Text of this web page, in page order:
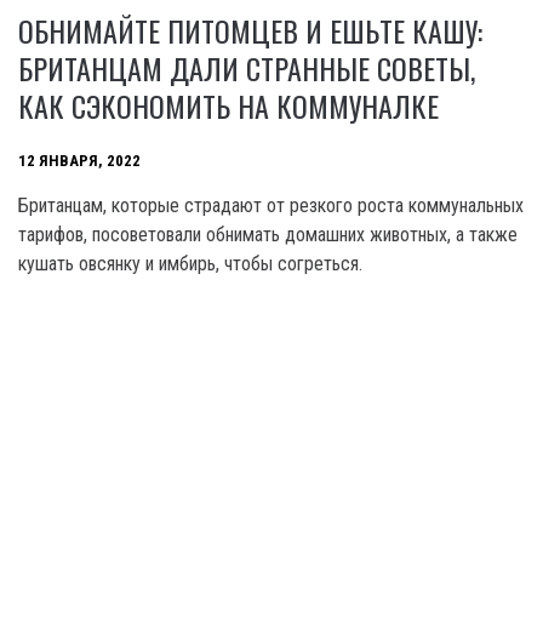
ОБНИМАЙТЕ ПИТОМЦЕВ И ЕШЬТЕ КАШУ:
БРИТАНЦАМ ДАЛИ СТРАННЫЕ СОВЕТЫ,
КАК СЭКОНОМИТЬ НА КОММУНАЛКЕ
12 ЯНВАРЯ, 2022
Британцам, которые страдают от резкого роста коммунальных
тарифов, посоветовали обнимать домашних животных, а также
кушать овсянку и имбирь, чтобы согреться.